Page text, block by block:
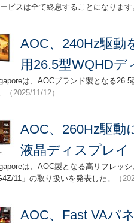
ビスは全て終息することになります
AOC、240Hz駆動
用26.5型WQHDデ
は、AOCブランド製となる
（2025/11/12）
AOC、260Hz駆動
液晶ディスプレ
は、AOC製となる高リフレッ
11」の取り扱いを発表した。
（
AOC、Fast VAパ